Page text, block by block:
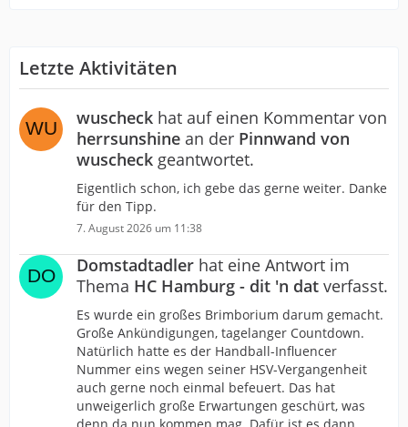
Letzte Aktivitäten
wuscheck hat auf einen Kommentar von
herrsunshine an der Pinnwand von
wuscheck geantwortet.
Eigentlich schon, ich gebe das gerne weiter. Danke
für den Tipp.
7. August 2026 um 11:38
Domstadtadler hat eine Antwort im
Thema HC Hamburg - dit 'n dat verfasst.
Es wurde ein großes Brimborium darum gemacht.
Große Ankündigungen, tagelanger Countdown.
Natürlich hatte es der Handball-Influencer
Nummer eins wegen seiner HSV-Vergangenheit
auch gerne noch einmal befeuert. Das hat
unweigerlich große Erwartungen geschürt, was